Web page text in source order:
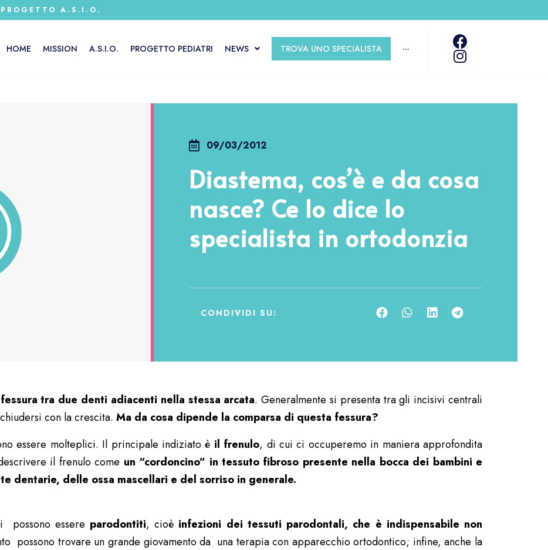
A.S.I.O.
HOME MISSION A.S.I.O. PROGETTO PEDIATRI NEWS TROVA UNO SPECIALISTA ···
09/03/2012
Diastema, cos’è e da cosa
nasce? Ce lo dice lo
specialista in ortodonzia
CONDIVIDI SU:
tra due denti adiacenti nella stessa arcata. Generalmente si presenta tra gli incisivi centrali
con la crescita. Ma da cosa dipende la comparsa di questa fessura?
essere molteplici. Il principale indiziato è il frenulo, di cui ci occuperemo in maniera approfondita
il frenulo come un “cordoncino” in tessuto fibroso presente nella bocca dei bambini e
dentarie, delle ossa mascellari e del sorriso in generale.
possono essere parodontiti, cioè infezioni dei tessuti parodontali, che è indispensabile non
possono trovare un grande giovamento da una terapia con apparecchio ortodontico; infine, anche la